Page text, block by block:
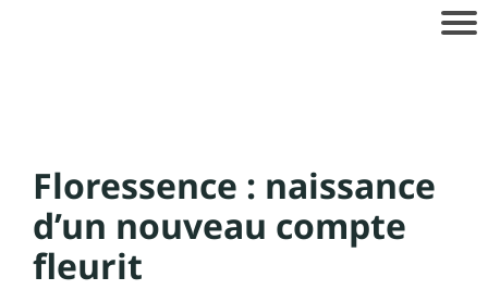
Floressence : naissance
d’un nouveau compte
fleurit